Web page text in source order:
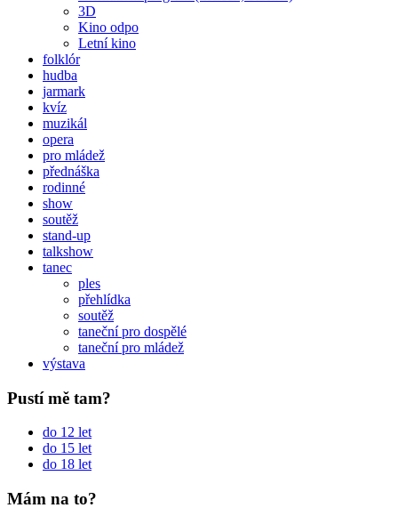
3D
Kino odpo
Letní kino
folklór
hudba
jarmark
kvíz
muzikál
opera
pro mládež
přednáška
rodinné
show
soutěž
stand-up
talkshow
tanec
ples
přehlídka
soutěž
taneční pro dospělé
taneční pro mládež
výstava
Pustí mě tam?
do 12 let
do 15 let
do 18 let
Mám na to?